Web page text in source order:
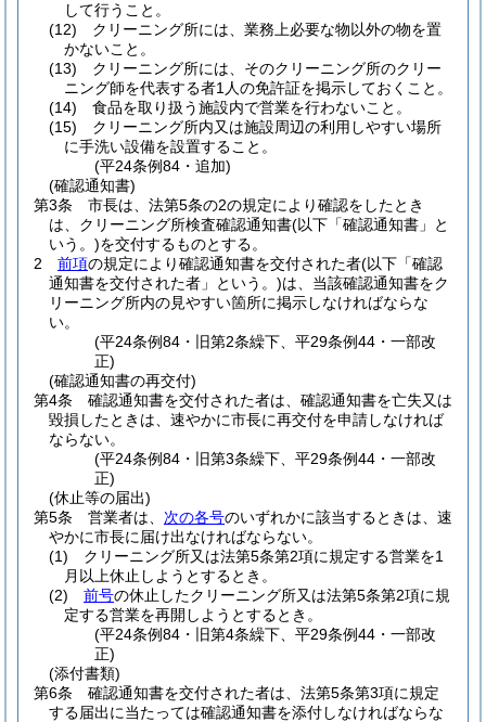
して行うこと。
(12)
クリーニング所には、業務上必要な物以外の物を置
かないこと。
(13)
クリーニング所には、そのクリーニング所のクリー
ニング師を代表する者1人の免許証を掲示しておくこと。
(14)
食品を取り扱う施設内で営業を行わないこと。
(15)
クリーニング所内又は施設周辺の利用しやすい場所
に手洗い設備を設置すること。
(平24条例84・追加)
(確認通知書)
第3条
市長は、法第5条の2の規定により確認をしたとき
は、クリーニング所検査確認通知書(以下「確認通知書」と
いう。)を交付するものとする。
2
前項の規定により確認通知書を交付された者(以下「確認
通知書を交付された者」という。)は、当該確認通知書をク
リーニング所内の見やすい箇所に掲示しなければならな
い。
(平24条例84・旧第2条繰下、平29条例44・一部改
正)
(確認通知書の再交付)
第4条
確認通知書を交付された者は、確認通知書を亡失又は
毀損したときは、速やかに市長に再交付を申請しなければ
ならない。
(平24条例84・旧第3条繰下、平29条例44・一部改
正)
(休止等の届出)
第5条
営業者は、 次の各号のいずれかに該当するときは、速
やかに市長に届け出なければならない。
(1)
クリーニング所又は法第5条第2項に規定する営業を1
月以上休止しようとするとき。
(2)
前号の休止したクリーニング所又は法第5条第2項に規
定する営業を再開しようとするとき。
(平24条例84・旧第4条繰下、平29条例44・一部改
正)
(添付書類)
第6条
確認通知書を交付された者は、法第5条第3項に規定
する届出に当たっては確認通知書を添付しなければならな